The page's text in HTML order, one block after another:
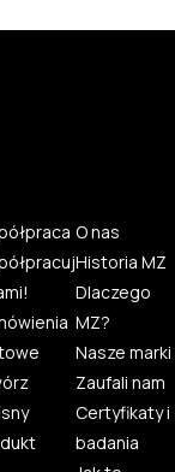
O nas
Historia MZ
Dlaczego
MZ?
Nasze marki
Zaufali nam
Certyfikaty i
badania